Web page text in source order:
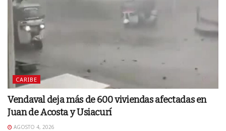
CARIBE
Vendaval deja más de 600 viviendas afectadas en
Juan de Acosta y Usiacurí
AGOSTO 4, 2026